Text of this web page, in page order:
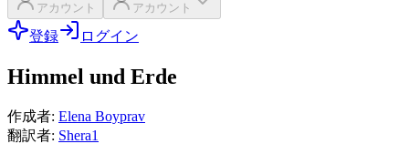
アカウント アカウント
登録 ログイン
Himmel und Erde
作成者: Elena Boyprav
翻訳者: Shera1